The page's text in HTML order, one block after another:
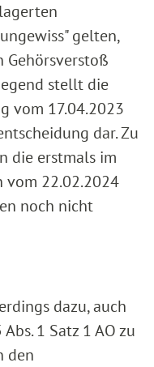
gelten,
Gehörsverstoß
stellt die
vom 17.04.2023
dar. Zu
die erstmals im
vom 22.02.2024
noch nicht
dazu, auch
1 Satz 1 AO zu
den